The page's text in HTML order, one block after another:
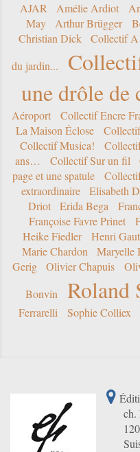
AJAR Amélie Ardiot
May
Arthur Brügger
Christian Dick
Collectif A
du jardin...
une drôle de
Aéroport
Collectif Encre
La Maison Éclose
Collectif Musica!
ans…
Collectif Sur un fil
page et une spatule
extraordinaire
Elisabeth
Driot
Erida Bega
Françoise Favre Prinet
Heike Fiedler
Henri
Marie Chardon
Maryelle
Gerig
Olivier Chapuis
Bonvin
Roland
Ferrarelli
Sophie Colliex
ch.